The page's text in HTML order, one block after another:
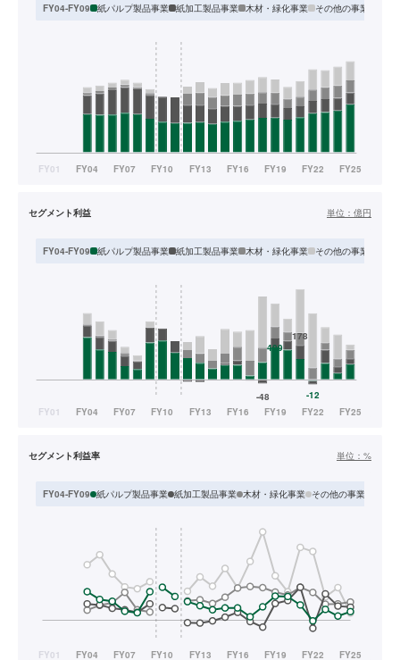
FY04-FY09 紙パルプ製品事業 紙加工製品事業 木材・緑化事業 その他の事業
セグメント利益 単位： 億円
FY04-FY09 紙パルプ製品事業 紙加工製品事業 木材・緑化事業 その他の事業
セグメント利益率 単位： %
FY04-FY09 紙パルプ製品事業 紙加工製品事業 木材・緑化事業 その他の事業